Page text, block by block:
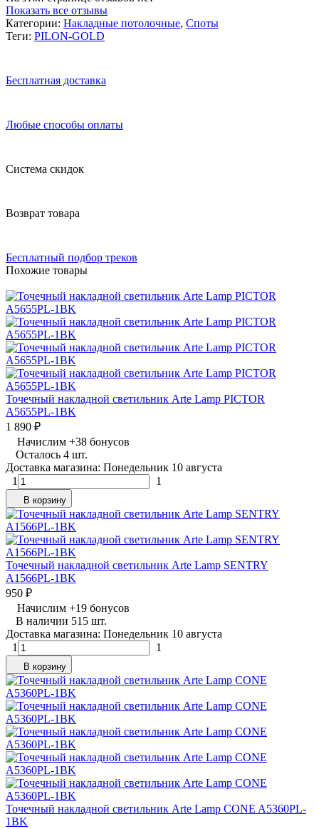
Показать все отзывы
Категории: Накладные потолочные, Споты
Теги: PILON-GOLD
Бесплатная доставка
Любые способы оплаты
Система скидок
Возврат товара
Бесплатный подбор треков
Похожие товары
Точечный накладной светильник Arte Lamp PICTOR
A5655PL-1BK
1 890 ₽
Начислим +38 бонусов
Осталось 4 шт.
Доставка магазина: Понедельник 10 августа
1
1
В корзину
Точечный накладной светильник Arte Lamp SENTRY
A1566PL-1BK
950 ₽
Начислим +19 бонусов
В наличии 515 шт.
Доставка магазина: Понедельник 10 августа
1
1
В корзину
Точечный накладной светильник Arte Lamp CONE A5360PL-
1BK